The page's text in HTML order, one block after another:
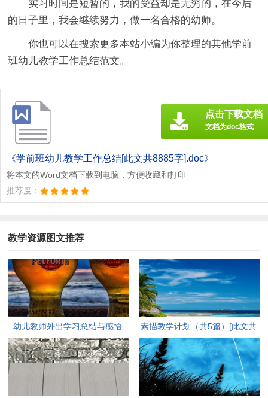
实习时间是短暂的，我的受益却是无穷的，在今后
的日子里，我会继续努力，做一名合格的幼师。
你也可以在搜索更多本站小编为你整理的其他学前
班幼儿教学工作总结范文。
《学前班幼儿教学工作总结[此文共8885字].doc》
将本文的Word文档下载到电脑，方便收藏和打印
推荐度：
点击下载文档
文档为doc格式
教学资源图文推荐
幼儿教师外出学习总结与感悟
(精选多篇)[此文共5742字]
素描教学计划（共5篇）[此文共
3482字]